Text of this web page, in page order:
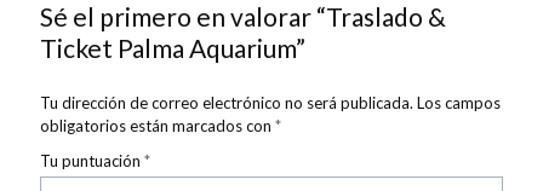
Sé el primero en valorar “Traslado &
Ticket Palma Aquarium”
Tu dirección de correo electrónico no será publicada. Los campos
obligatorios están marcados con *
Tu puntuación *